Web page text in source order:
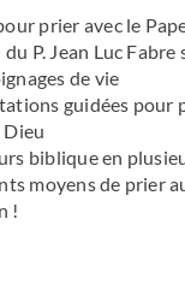
prier avec le
du P. Jean Luc Fabre
de vie
guidées pour
Dieu
biblique en
moyens de prier
!